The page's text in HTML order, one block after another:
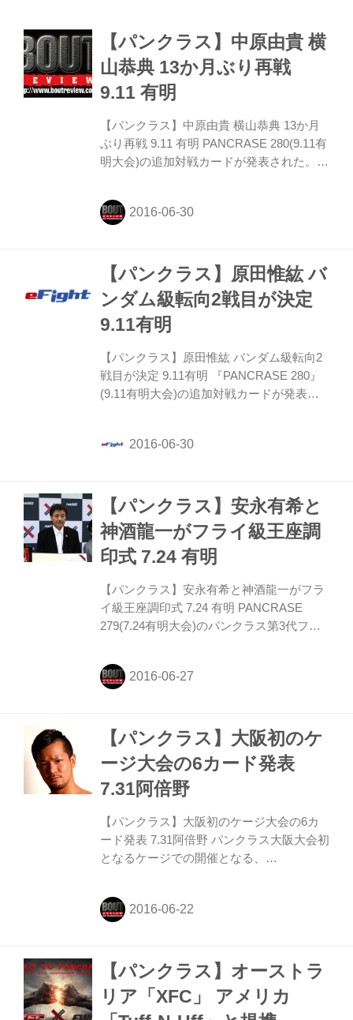
【パンクラス】中原由貴 横
山恭典 13か月ぶり再戦
9.11 有明
【パンクラス】中原由貴 横山恭典 13か月
ぶり再戦 9.11 有明 PANCRASE 280(9.11有
明大会)の追加対戦カードが発表された。に
は2015年8月のネオブラッドトーナメント
決勝で対戦し、判定で横山が勝利。13ヶ月
【パンクラス】原田惟紘 バ
ンダム級転向2戦目が決定
9.11有明
【パンクラス】原田惟紘 バンダム級転向2
戦目が決定 9.11有明 『PANCRASE 280』
(9.11有明大会)の追加対戦カードが発表さ
【パンクラス】安永有希と
神酒龍一がフライ級王座調
印式 7.24 有明
【パンクラス】安永有希と神酒龍一がフラ
イ級王座調印式 7.24 有明 PANCRASE
279(7.24有明大会)のパンクラス第3代フラ
調印式がパンクラス事務所にて行われた。
【パンクラス】大阪初のケ
ージ大会の6カード発表
7.31阿倍野
【パンクラス】大阪初のケージ大会の6カ
ード発表 7.31阿倍野 パンクラス大阪大会初
となるケージでの開催となる、
トロー級 北方大地 VS 早坂優瑠、バンダム
級 福島秀和 VS ,COROのランカー対決
【パンクラス】オーストラ
リア「XFC」 アメリカ